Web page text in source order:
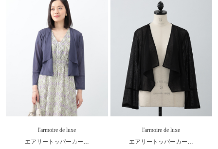
l'armoire de luxe
エアリートッパーカー…
l'armoire de luxe
エアリートッパーカー…